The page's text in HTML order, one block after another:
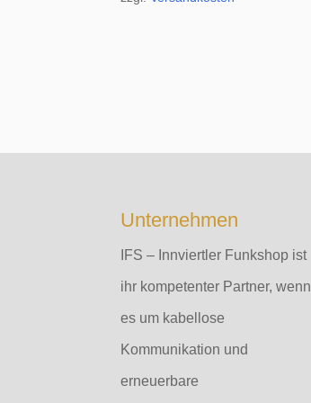
Unternehmen
IFS – Innviertler Funkshop ist
ihr kompetenter Partner, wenn
es um kabellose
Kommunikation und
erneuerbare